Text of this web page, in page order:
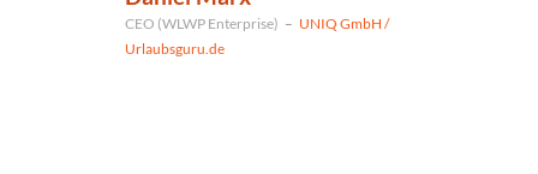
CEO (WLWP Enterprise) – UNIQ GmbH /
Urlaubsguru.de